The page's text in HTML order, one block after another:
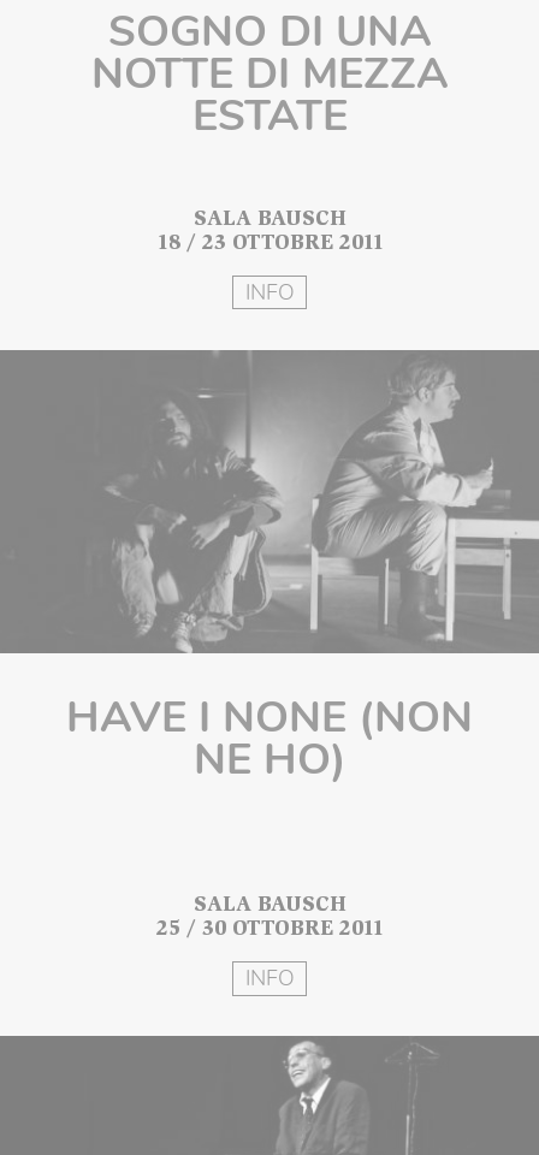
SOGNO DI UNA
NOTTE DI MEZZA
ESTATE
SALA BAUSCH
18 / 23 OTTOBRE 2011
INFO
HAVE I NONE (NON
NE HO)
SALA BAUSCH
25 / 30 OTTOBRE 2011
INFO